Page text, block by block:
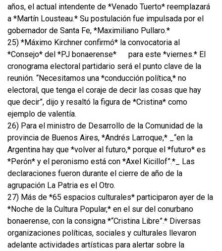
años, el actual intendente de *Venado Tuerto* reemplazará
a *Martín Lousteau.* Su postulación fue impulsada por el
gobernador de Santa Fe, *Maximiliano Pullaro.*
25) *Máximo Kirchner confirmó* la convocatoria al
*Consejo* del *PJ bonaerense*
para este *viernes.* El
cronograma electoral partidario será el punto clave de la
reunión. “Necesitamos una *conducción política,* no
electoral, que tenga el coraje de decir las cosas que hay
que decir”, dijo y resaltó la figura de *Cristina* como
ejemplo de valentía.
26) Para el ministro de Desarrollo de la Comunidad de la
provincia de Buenos Aires, *Andrés Larroque,* _“en la
Argentina hay que *volver al futuro,* porque el *futuro* es
*Perón* y el peronismo está con *Axel Kicillof”.*_ Las
declaraciones fueron durante el cierre de año de la
agrupación La Patria es el Otro.
27) Más de *65 espacios culturales* participaron ayer de la
*Noche de la Cultura Popular,* en el sur del conurbano
bonaerense, con la consigna *“Cristina Libre”.* Diversas
organizaciones políticas, sociales y culturales llevaron
adelante actividades artísticas para alertar sobre la